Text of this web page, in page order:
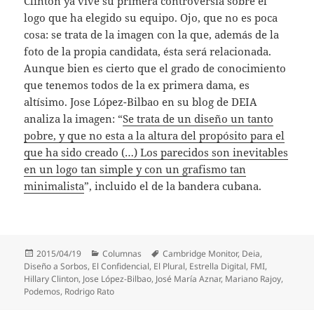
logo que ha elegido su equipo. Ojo, que no es poca
cosa: se trata de la imagen con la que, además de la
foto de la propia candidata, ésta será relacionada.
Aunque bien es cierto que el grado de conocimiento
que tenemos todos de la ex primera dama, es
altísimo. Jose López-Bilbao en su blog de DEIA
analiza la imagen: “Se trata de un diseño un tanto
pobre, y que no esta a la altura del propósito para el
que ha sido creado (…) Los parecidos son inevitables
en un logo tan simple y con un grafismo tan
minimalista”, incluido el de la bandera cubana.
Publicado
el
2015/04/19 Categorías
Columnas Etiquetas
Cambridge Monitor, Deia,
Diseño a Sorbos, El Confidencial, El Plural, Estrella Digital, FMI,
Hillary Clinton, Jose López-Bilbao, José María Aznar, Mariano Rajoy,
Podemos, Rodrigo Rato